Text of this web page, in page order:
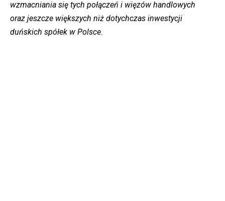
wzmacniania się tych połączeń i więzów handlowych
oraz jeszcze większych niż dotychczas inwestycji
duńskich spółek w Polsce.